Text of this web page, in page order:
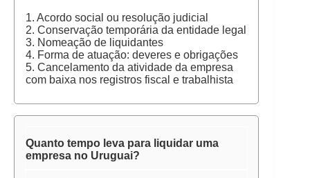
1. Acordo social ou resolução judicial
2. Conservação temporária da entidade legal
3. Nomeação de liquidantes
4. Forma de atuação: deveres e obrigações
5. Cancelamento da atividade da empresa
com baixa nos registros fiscal e trabalhista
Quanto tempo leva para liquidar uma
empresa no Uruguai?